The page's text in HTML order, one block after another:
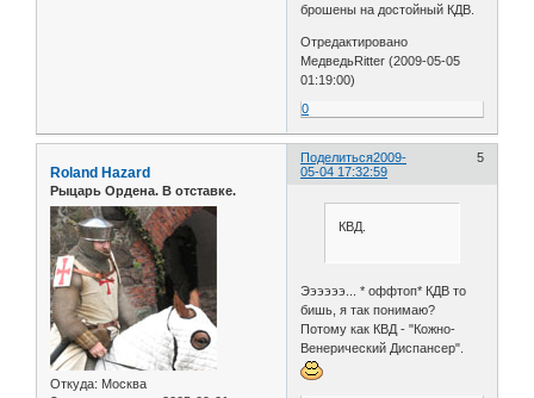
брошены на достойный КДВ.
Отредактировано
МедведьRitter (2009-05-05
01:19:00)
0
Поделиться 5
2009-
05-04 17:32:59
Roland Hazard
Рыцарь Ордена. В отставке.
Откуда: Москва
КВД.
Ээээээ... * оффтоп* КДВ то
бишь, я так понимаю?
Потому как КВД - "Кожно-
Венерический Диспансер".